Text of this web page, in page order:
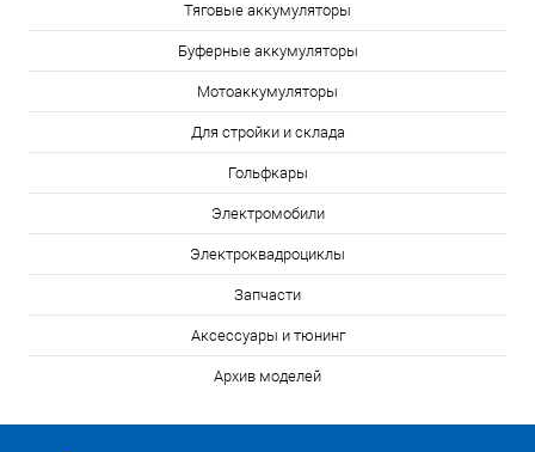
Тяговые аккумуляторы
Буферные аккумуляторы
Мотоаккумуляторы
Для стройки и склада
Гольфкары
Электромобили
Электроквадроциклы
Запчасти
Аксессуары и тюнинг
Архив моделей